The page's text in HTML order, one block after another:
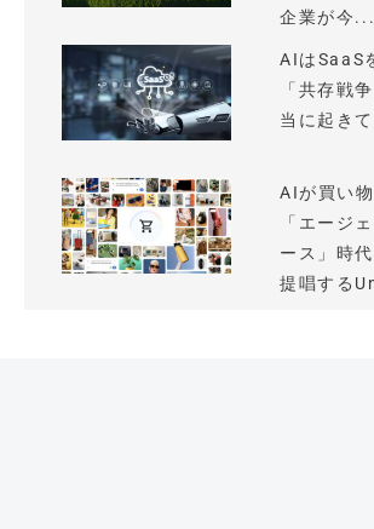
企業が今...
AIはSaaS
「共存戦
当に起き
AIが買い
「エージ
ース」時
提唱する